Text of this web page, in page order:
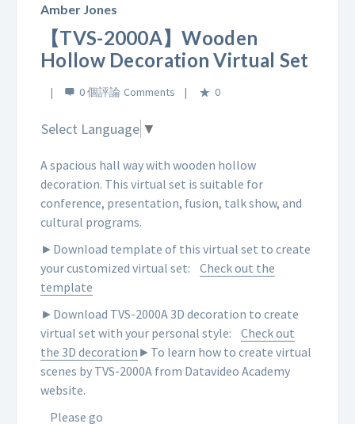
Amber Jones
【TVS-2000A】Wooden
Hollow Decoration Virtual Set
0 個評論 0
Select Language ▼
A spacious hall way with wooden hollow
decoration. This virtual set is suitable for
conference, presentation, fusion, talk show, and
cultural programs.
►Download template of this virtual set to create
your customized virtual set:
Check out the
template
►Download TVS-2000A 3D decoration to create
virtual set with your personal style:
Check out
the 3D decoration ►To learn how to create virtual
scenes by TVS-2000A from Datavideo Academy
website.
Please go